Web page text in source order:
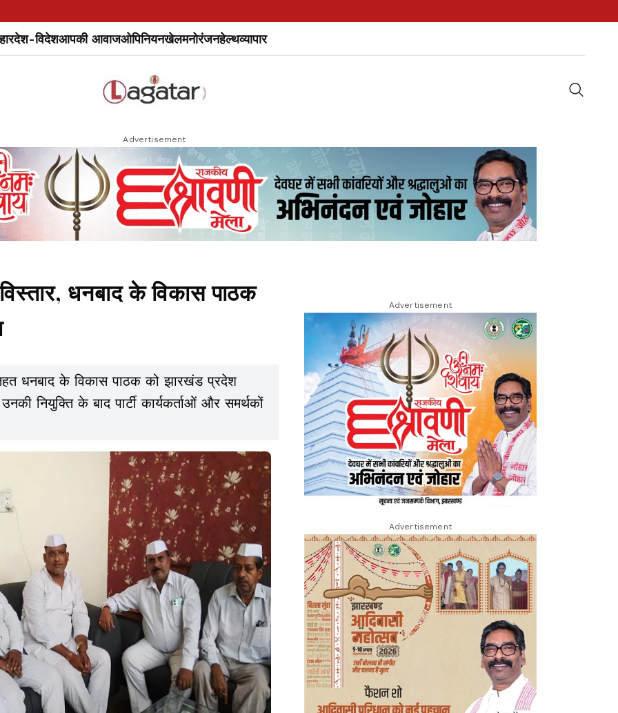
देश-विदेशआपकी आवाजओपिनियनखेलमनोरंजनहेल्थव्यापार
Advertisement
धनबाद के विकास पाठक
धनबाद के विकास पाठक को झारखंड प्रदेश
नियुक्ति के बाद पार्टी कार्यकर्ताओं और समर्थकों
Advertisement
Advertisement